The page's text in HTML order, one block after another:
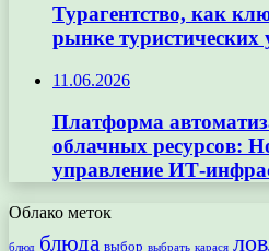
Турагентство, как
рынке туристических
11.06.2026
Платформа
облачных ресурсов:
управление ИТ-
Облако меток
блюд блюда выбор выбрать карася